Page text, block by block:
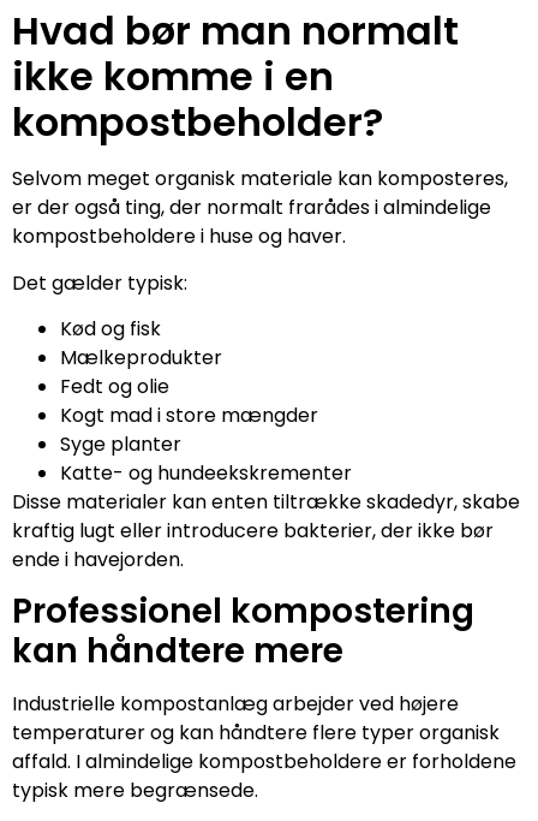
Hvad bør man normalt
ikke komme i en
kompostbeholder?
Selvom meget organisk materiale kan komposteres,
er der også ting, der normalt frarådes i almindelige
kompostbeholdere i huse og haver.
Det gælder typisk:
Kød og fisk
Mælkeprodukter
Fedt og olie
Kogt mad i store mængder
Syge planter
Katte- og hundeekskrementer
Disse materialer kan enten tiltrække skadedyr, skabe
kraftig lugt eller introducere bakterier, der ikke bør
ende i havejorden.
Professionel kompostering
kan håndtere mere
Industrielle kompostanlæg arbejder ved højere
temperaturer og kan håndtere flere typer organisk
affald. I almindelige kompostbeholdere er forholdene
typisk mere begrænsede.